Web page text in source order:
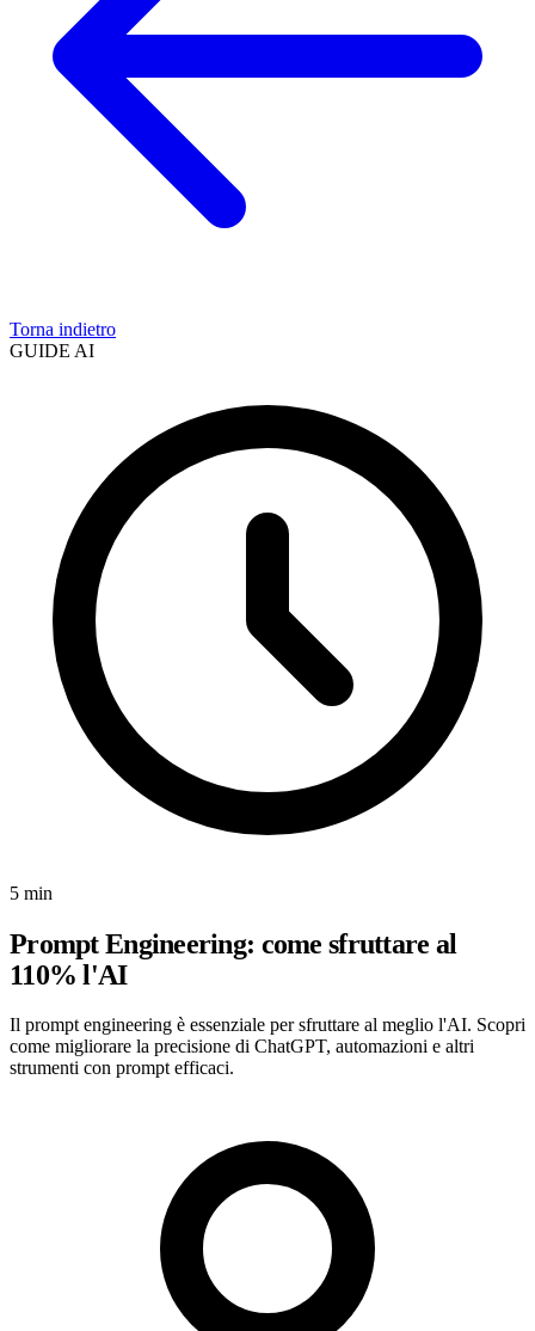
Torna indietro
GUIDE AI
5 min
Prompt Engineering: come sfruttare al
110% l'AI
Il prompt engineering è essenziale per sfruttare al meglio l'AI. Scopri
come migliorare la precisione di ChatGPT, automazioni e altri
strumenti con prompt efficaci.